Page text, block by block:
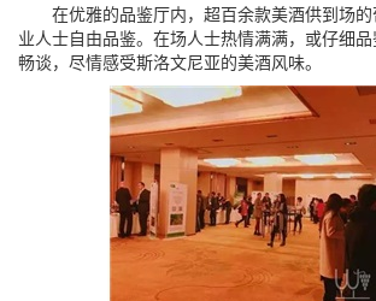
在优雅的品鉴厅内，超百余款美酒供到场的
业人士自由品鉴。在场人士热情满满，或仔细
畅谈，尽情感受斯洛文尼亚的美酒风味。